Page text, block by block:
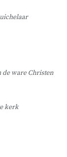
ware Christen
kerk